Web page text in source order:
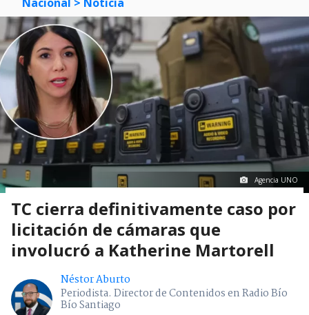
Agencia UNO
TC cierra definitivamente caso por
licitación de cámaras que
involucró a Katherine Martorell
Néstor Aburto
Periodista. Director de Contenidos en Radio Bío
Bío Santiago